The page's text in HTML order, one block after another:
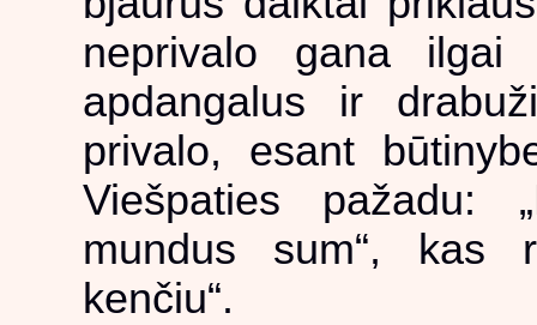
neprivalo gana
apdangalus ir
privalo, esant
Viešpaties pažadu:
mundus sum“, kas
kenčiu“.